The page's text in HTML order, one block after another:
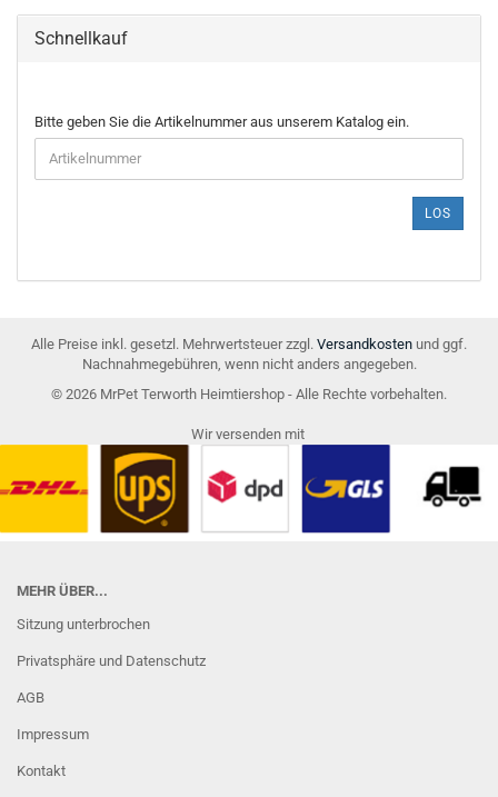
Schnellkauf
BITTE
GEBEN
SIE
DIE
EIN.
Bitte geben Sie die Artikelnummer aus unserem Katalog ein.
LOS
Alle Preise inkl. gesetzl. Mehrwertsteuer zzgl. Versandkosten und ggf.
Nachnahmegebühren, wenn nicht anders angegeben.
© 2026 MrPet Terworth Heimtiershop - Alle Rechte vorbehalten.
Wir versenden mit
MEHR ÜBER...
Sitzung unterbrochen
Privatsphäre und Datenschutz
AGB
Impressum
Kontakt